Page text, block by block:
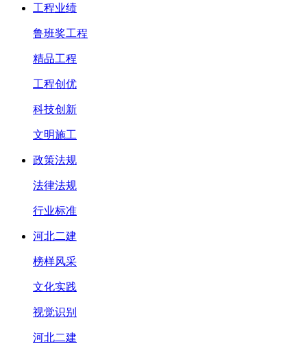
工程业绩
鲁班奖工程
精品工程
工程创优
科技创新
文明施工
政策法规
法律法规
行业标准
河北二建
榜样风采
文化实践
视觉识别
河北二建